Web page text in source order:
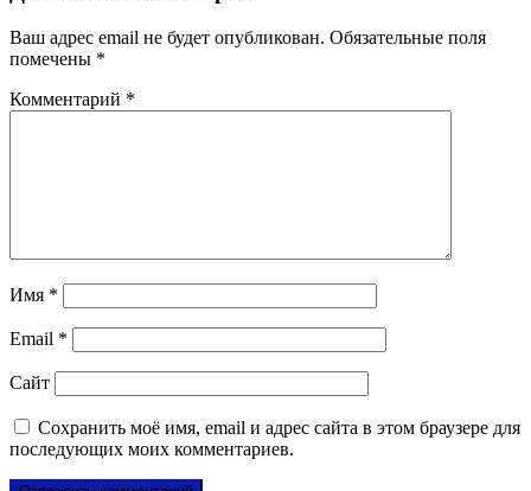
Ваш адрес email не будет опубликован. Обязательные поля
помечены *
Комментарий *
Имя *
Email *
Сайт
Сохранить моё имя, email и адрес сайта в этом браузере для
последующих моих комментариев.